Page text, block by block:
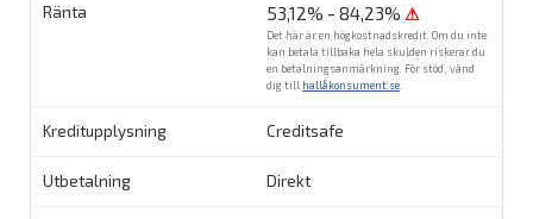
53,12% - 84,23% ⚠
Det här är en högkostnadskredit. Om du inte
kan betala tillbaka hela skulden riskerar du
en betalningsanmärkning. För stöd, vänd
dig till hallåkonsument.se
Creditsafe
Direkt